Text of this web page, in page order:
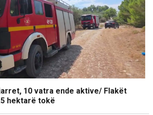
10 vatra ende aktive/ Flakët
hektarë tokë